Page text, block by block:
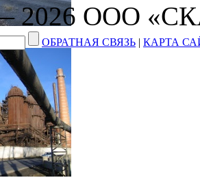
2026 ООО
ОБРАТНАЯ СВЯЗЬ | КАРТА